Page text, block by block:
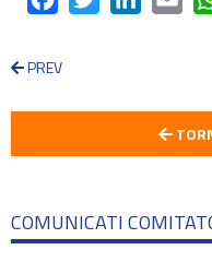
PREV
COMUNICATI